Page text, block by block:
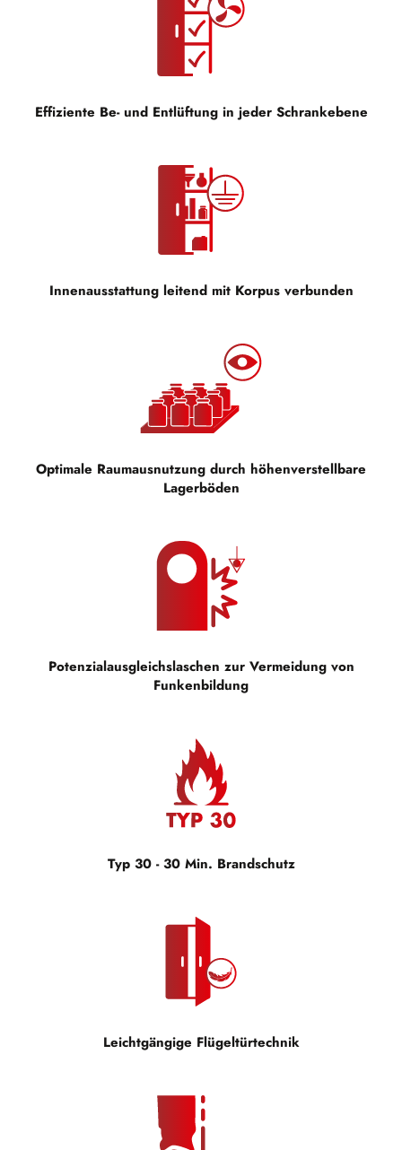
Effiziente Be- und Entlüftung in jeder Schrankebene
Innenausstattung leitend mit Korpus verbunden
Optimale Raumausnutzung durch höhenverstellbare
Lagerböden
Potenzialausgleichslaschen zur Vermeidung von
Funkenbildung
Typ 30 - 30 Min. Brandschutz
Leichtgängige Flügeltürtechnik